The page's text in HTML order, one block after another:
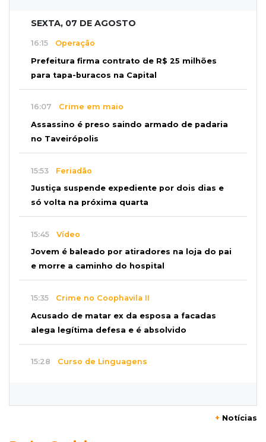
SEXTA, 07 DE AGOSTO
16:15 Operação
Prefeitura firma contrato de R$ 25 milhões
para tapa-buracos na Capital
16:07 Crime em maio
Assassino é preso saindo armado de padaria
no Taveirópolis
15:53 Feriadão
Justiça suspende expediente por dois dias e
só volta na próxima quarta
15:45 Vídeo
Jovem é baleado por atiradores na loja do pai
e morre a caminho do hospital
15:35 Crime no Coophavila II
Acusado de matar ex da esposa a facadas
alega legítima defesa e é absolvido
15:28 Curso de Linguagens
+ Notícias